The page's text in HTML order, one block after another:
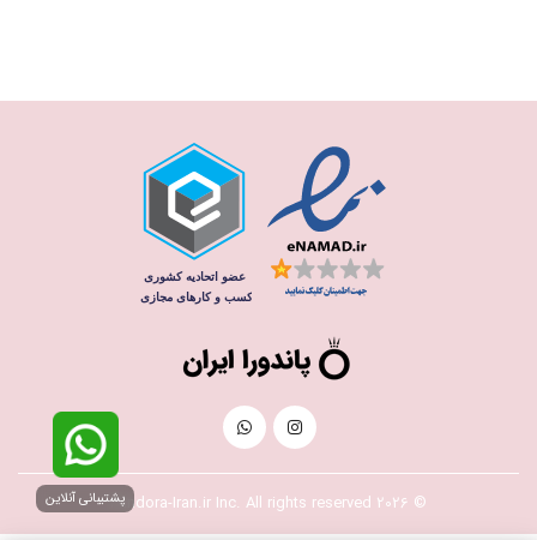
© 2026 Pandora-Iran.ir Inc. All rights reserved پشتیبانی آنلاین